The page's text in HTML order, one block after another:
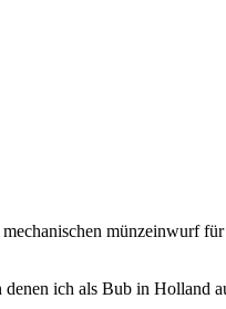
münzeinwurf
ich als Bub in Holland